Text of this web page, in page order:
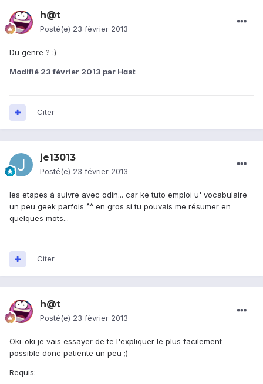
h@t
Posté(e) 23 février 2013
Du genre ? :)
Modifié 23 février 2013 par Hɑst
Citer
je13013
Posté(e) 23 février 2013
les etapes à suivre avec odin... car ke tuto emploi u' vocabulaire
un peu geek parfois ^^ en gros si tu pouvais me résumer en
quelques mots...
Citer
h@t
Posté(e) 23 février 2013
Oki-oki je vais essayer de te l'expliquer le plus facilement
possible donc patiente un peu ;)
Requis: